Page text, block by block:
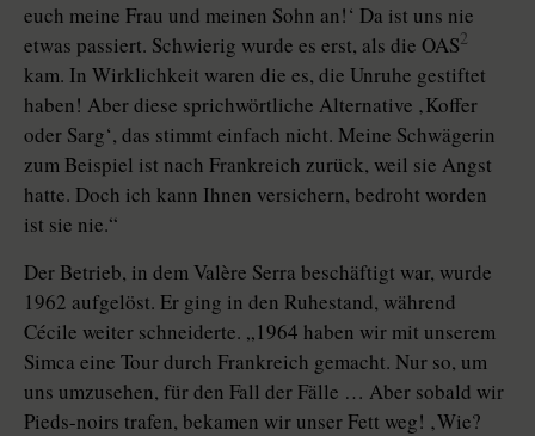
euch meine Frau und meinen Sohn an!‘ Da ist uns nie
etwas passiert. Schwierig wurde es erst, als die OAS2
kam. In Wirklichkeit waren die es, die Unruhe gestiftet
haben! Aber diese sprichwörtliche Alternative ‚Koffer
oder Sarg‘, das stimmt einfach nicht. Meine Schwägerin
zum Beispiel ist nach Frankreich zurück, weil sie Angst
hatte. Doch ich kann Ihnen versichern, bedroht worden
ist sie nie.“
Der Betrieb, in dem Valère Serra beschäftigt war, wurde
1962 aufgelöst. Er ging in den Ruhestand, während
Cécile weiter schneiderte. „1964 haben wir mit unserem
Simca eine Tour durch Frankreich gemacht. Nur so, um
uns umzusehen, für den Fall der Fälle … Aber sobald wir
Pieds-noirs trafen, bekamen wir unser Fett weg! ‚Wie?